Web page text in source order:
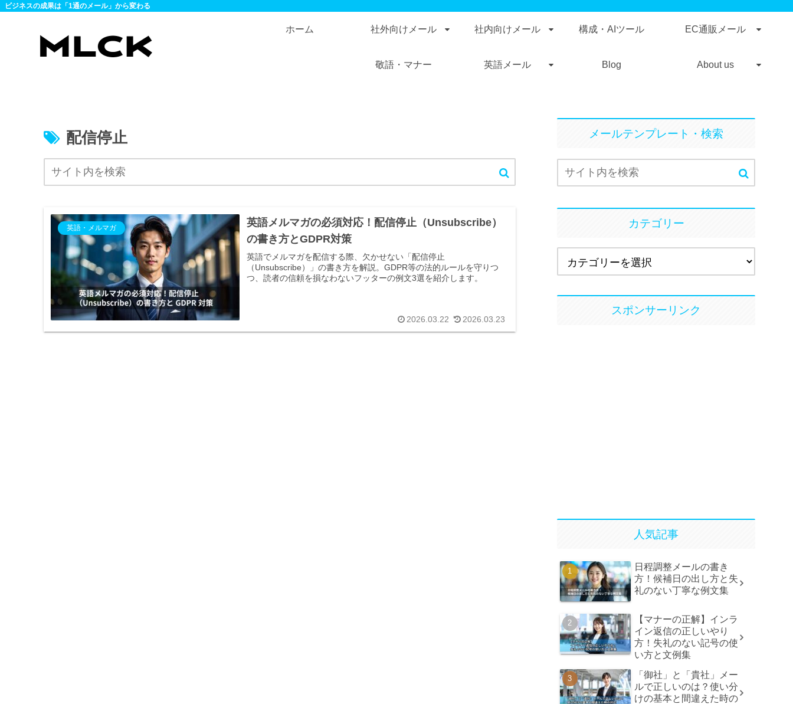
ビジネスの成果は「1通のメール」から変わる
ホーム 社外向けメール 社内向けメール 構成・AIツール EC通販メール
敬語・マナー 英語メール Blog About us
配信停止
英語・メルマガ
英語メルマガの必須対応！配信停止（Unsubscribe）
の書き方とGDPR対策
英語でメルマガを配信する際、欠かせない「配信停止
（Unsubscribe）」の書き方を解説。GDPR等の法的ルールを守りつ
つ、読者の信頼を損なわないフッターの例文3選を紹介します。
2026.03.22 2026.03.23
メールテンプレート・検索
カテゴリー
スポンサーリンク
人気記事
日程調整メールの書き
方！候補日の出し方と失
礼のない丁寧な例文集
【マナーの正解】インラ
イン返信の正しいやり
方！失礼のない記号の使
い方と文例集
「御社」と「貴社」メー
ルで正しいのは？使い分
けの基本と間違えた時の